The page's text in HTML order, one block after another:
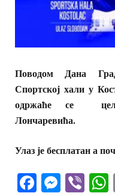
Поводом Дана
Спортској хали у
одржаће се
Лончаревића.
Улаз је бесплатан а
Facebook